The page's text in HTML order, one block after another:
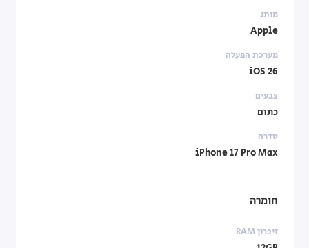
מותג
Apple
מערכת הפעלה
iOS 26
צבעים
כתום
סדרה
iPhone 17 Pro Max
חומרה
זיכרון RAM